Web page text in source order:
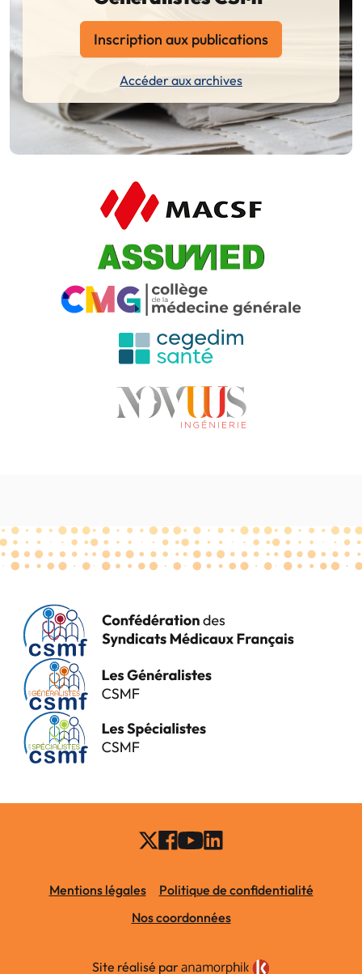
Inscription aux publications
Accéder aux archives
Mentions légales
Politique de confidentialité
Nos coordonnées
Site réalisé par